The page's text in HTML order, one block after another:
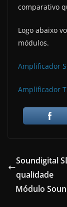
comparativo
Logo abaixo
módulos.
Amplificador
Amplificador
Soundigital
qualidade
Módulo